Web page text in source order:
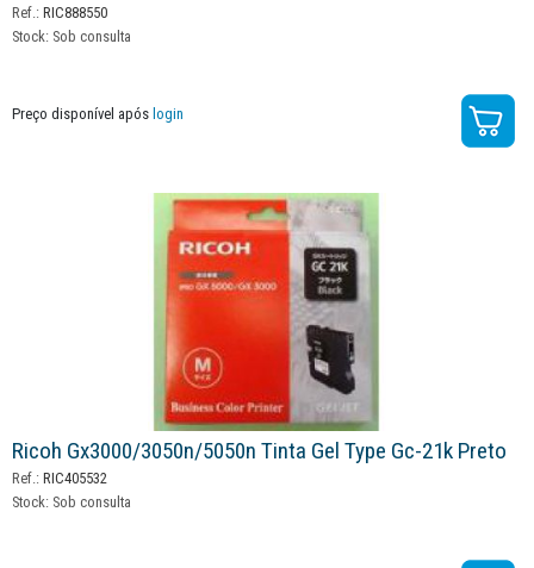
Ref.: RIC888550
Stock: Sob consulta
Preço disponível após login
Ricoh Gx3000/3050n/5050n Tinta Gel Type Gc-21k Preto
Ref.: RIC405532
Stock: Sob consulta